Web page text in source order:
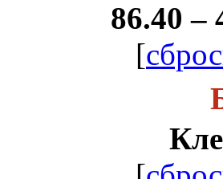
86.40 –
[